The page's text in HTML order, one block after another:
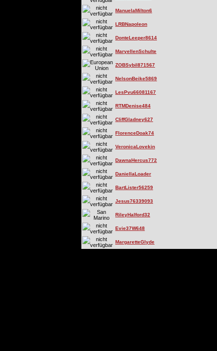
ManuelaMilton6
LRBNapoleon
DonteLeeper8614
MaryellenSchulte
ZOBSybil871567
NelsonBeike5869
LesPvu66081167
RTMDenise484
CliffGladney627
FlorenceDoak74
VeronicaLovekin
DawnaHercus772
DaniellaLoader
BartLister56259
Jesus76339093
RileyHalford32
Evie37W648
MargaretteGlyde